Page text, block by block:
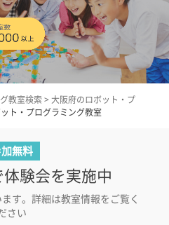
教室検索 > 大阪府のロボット・プ
ト・プログラミング教室
無料
験会を実施中
す。詳細は教室情報をご覧く
さい